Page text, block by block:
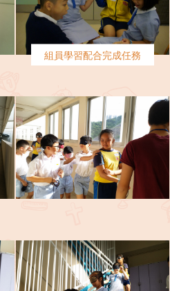
組員學習配合完成任務